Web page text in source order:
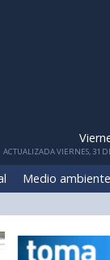
ACTUALIZADA VIERNES, 31
Medio ambiente